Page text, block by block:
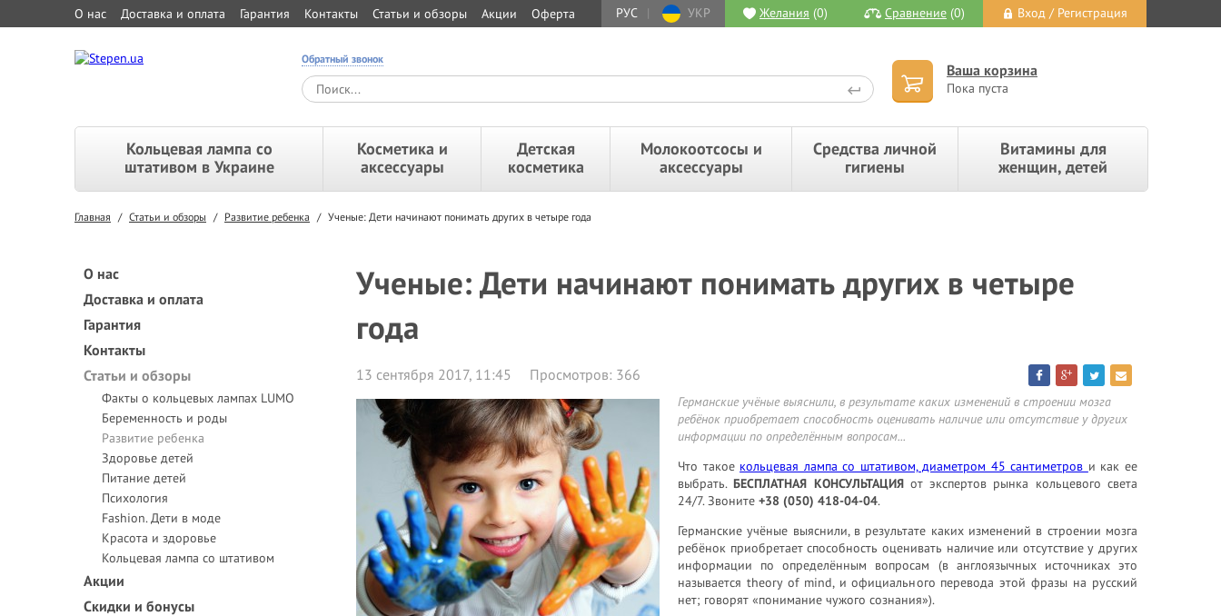
О нас Доставка и оплата Гарантия Контакты Статьи и обзоры Акции Оферта РУС | УКР Желания (0) Сравнение (0) Вход / Регистрация
Обратный звонок
Ваша корзина
Пока пуста
Кольцевая лампа со
штативом в Украине
Косметика и
аксессуары
Детская
косметика
Молокоотсосы и
аксессуары
Средства личной
гигиены
Витамины для
женщин, детей
Главная / Статьи и обзоры / Развитие ребенка / Ученые: Дети начинают понимать других в четыре года
О нас
Доставка и оплата
Гарантия
Контакты
Статьи и обзоры
Факты о кольцевых лампах LUMO
Беременность и роды
Развитие ребенка
Здоровье детей
Питание детей
Психология
Fashion. Дети в моде
Красота и здоровье
Кольцевая лампа со штативом
Акции
Скидки и бонусы
Ученые: Дети начинают понимать других в четыре
года
13 сентября 2017, 11:45 Просмотров: 366
Германские учёные выяснили, в результате каких изменений в строении мозга
ребёнок приобретает способность оценивать наличие или отсутствие у других
информации по определённым вопросам...
Что такое кольцевая лампа со штативом, диаметром 45 сантиметров и как ее
выбрать.БЕСПЛАТНАЯ КОНСУЛЬТАЦИЯот экспертов рынка кольцевого света
24/7. Звоните +38 (050) 418-04-04.
Германские учёные выяснили, в результате каких изменений в строении мозга
ребёнок приобретает способность оценивать наличие или отсутствие у других
информации по определённым вопросам (в англоязычных источниках это
называется theory of mind, и официального перевода этой фразы на русский
нет; говорят «понимание чужого сознания»).